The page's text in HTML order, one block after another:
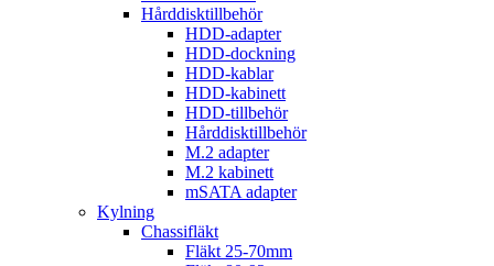
Hårddisktillbehör
HDD-adapter
HDD-dockning
HDD-kablar
HDD-kabinett
HDD-tillbehör
Hårddisktillbehör
M.2 adapter
M.2 kabinett
mSATA adapter
Kylning
Chassifläkt
Fläkt 25-70mm